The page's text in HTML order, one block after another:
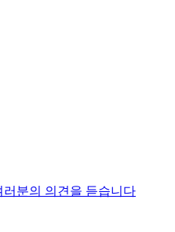
분의 의견을 듣습니다